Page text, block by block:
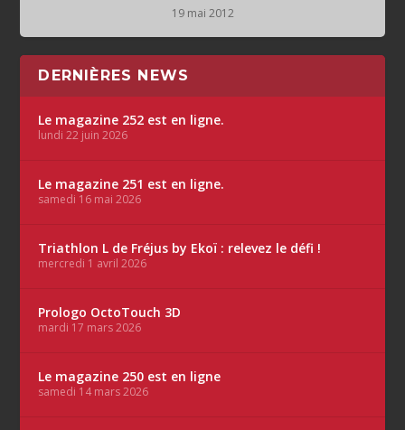
19 mai 2012
DERNIÈRES NEWS
Le magazine 252 est en ligne.
lundi 22 juin 2026
Le magazine 251 est en ligne.
samedi 16 mai 2026
Triathlon L de Fréjus by Ekoï : relevez le défi !
mercredi 1 avril 2026
Prologo OctoTouch 3D
mardi 17 mars 2026
Le magazine 250 est en ligne
samedi 14 mars 2026